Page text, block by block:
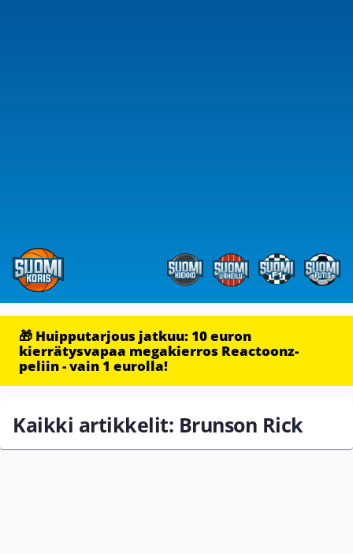
🎁 Huipputarjous jatkuu: 10 euron
kierrätysvapaa megakierros Reactoonz-
peliin - vain 1 eurolla!
Kaikki artikkelit: Brunson Rick